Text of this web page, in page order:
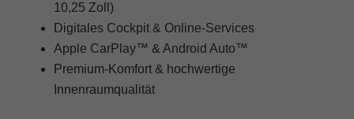
10,25 Zoll)
Digitales Cockpit & Online-Services
Apple CarPlay™ & Android Auto™
Premium-Komfort & hochwertige
Innenraumqualität